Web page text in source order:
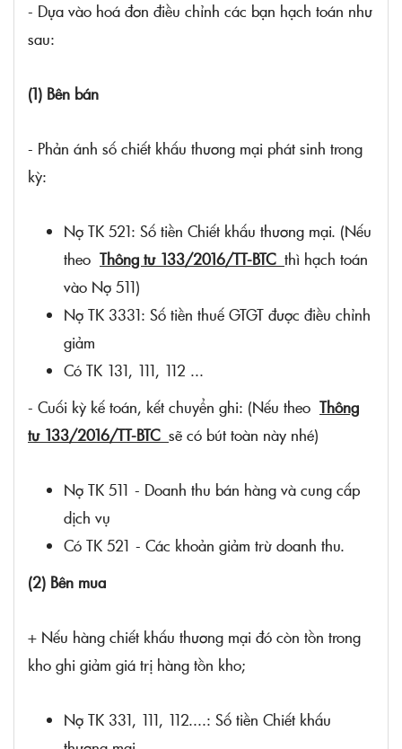
- Dựa vào hoá đơn điều chỉnh các bạn hạch toán như
sau:
(1) Bên bán
- Phản ánh số chiết khấu thương mại phát sinh trong
kỳ:
Nợ TK 521: Số tiền Chiết khấu thương mại. (Nếu
theo Thông tư 133/2016/TT-BTC thì hạch toán
vào Nợ 511)
Nợ TK 3331: Số tiền thuế GTGT được điều chỉnh
giảm
Có TK 131, 111, 112 ...
- Cuối kỳ kế toán, kết chuyển ghi: (Nếu theo Thông
tư 133/2016/TT-BTC sẽ có bút toàn này nhé)
Nợ TK 511 - Doanh thu bán hàng và cung cấp
dịch vụ
Có TK 521 - Các khoản giảm trừ doanh thu.
(2) Bên mua
+ Nếu hàng chiết khấu thương mại đó còn tồn trong
kho ghi giảm giá trị hàng tồn kho;
Nợ TK 331, 111, 112....: Số tiền Chiết khấu